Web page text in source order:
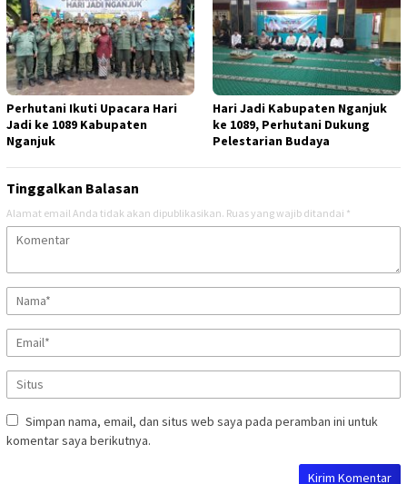
Perhutani Ikuti Upacara Hari
Jadi ke 1089 Kabupaten
Nganjuk
Hari Jadi Kabupaten Nganjuk
ke 1089, Perhutani Dukung
Pelestarian Budaya
Tinggalkan Balasan
Alamat email Anda tidak akan dipublikasikan. Ruas yang wajib ditandai *
Simpan nama, email, dan situs web saya pada peramban ini untuk
komentar saya berikutnya.